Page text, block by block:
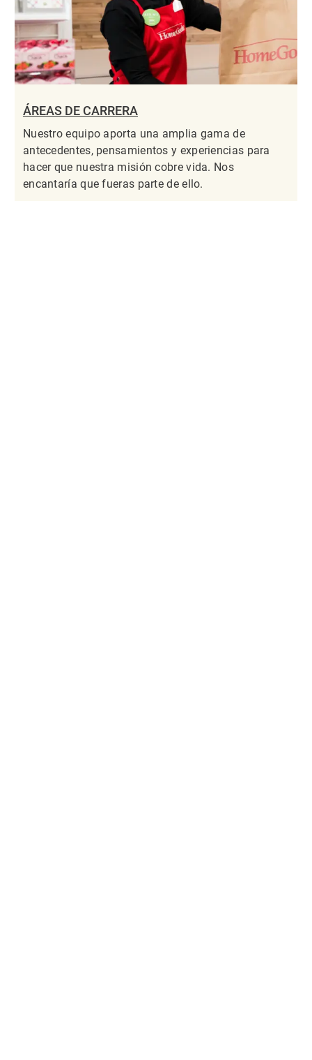
ÁREAS DE CARRERA
Nuestro equipo aporta una amplia gama de
antecedentes, pensamientos y experiencias para
hacer que nuestra misión cobre vida. Nos
encantaría que fueras parte de ello.